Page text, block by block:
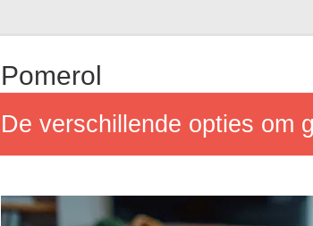
Pomerol
De verschillende opties om